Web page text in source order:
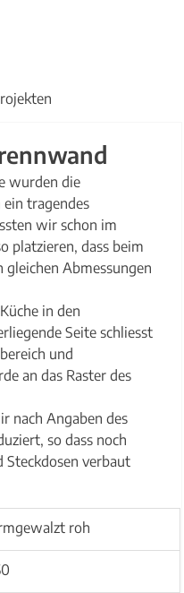
wurden die
tragendes
wir schon im
platzieren, dass beim
gleichen Abmessungen
in den
Seite schliesst
und
an das Raster des
nach Angaben des
so dass noch
Steckdosen verbaut
roh